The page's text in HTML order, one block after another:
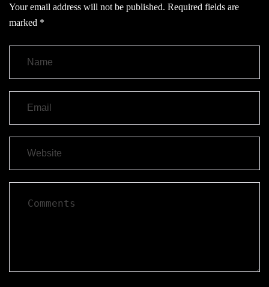
Your email address will not be published. Required fields are
marked *